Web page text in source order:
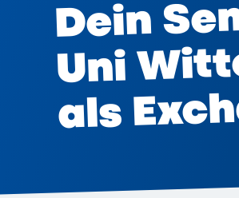
Dein
Uni
als